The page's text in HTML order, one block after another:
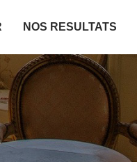
NOS RESULTATS